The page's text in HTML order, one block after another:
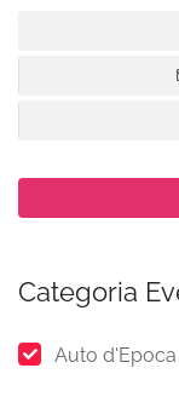
Categoria
Auto d'Epoca